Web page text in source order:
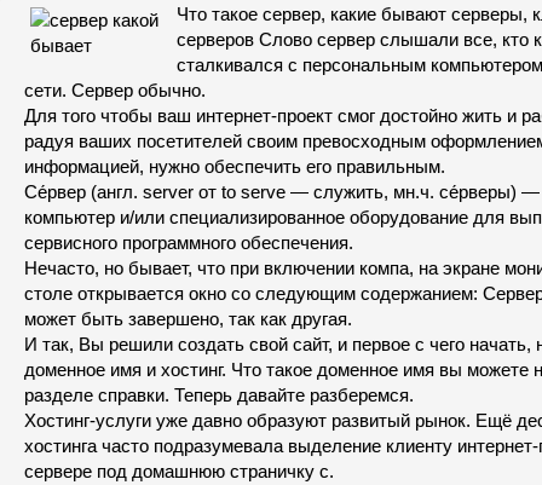
Что такое сервер, какие бывают серверы,
серверов Слово сервер слышали все, кто
сталкивался с персональным
сети. Сервер обычно.
Для того чтобы ваш интернет-проект смог достойно жить и
радуя ваших посетителей своим превосходным
информацией, нужно обеспечить его правильным.
Се́рвер (англ. server от to serve — служить, мн.ч. се́рверы)
компьютер и/или специализированное оборудование для
сервисного программного обеспечения.
Нечасто, но бывает, что при включении компа, на экране
столе открывается окно со следующим содержанием:
может быть завершено, так как другая.
И так, Вы решили создать свой сайт, и первое с чего начать,
доменное имя и хостинг. Что такое доменное имя вы можете
разделе справки. Теперь давайте разберемся.
Хостинг-услуги уже давно образуют развитый рынок. Ещё
хостинга часто подразумевала выделение клиенту
сервере под домашнюю страничку с.